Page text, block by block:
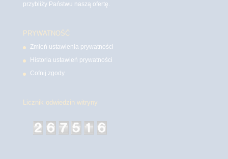
przybliży Państwu naszą ofertę.
PRYWATNOŚĆ
Zmień ustawienia prywatności
Historia ustawień prywatności
Cofnij zgody
Licznik odwiedzin witryny